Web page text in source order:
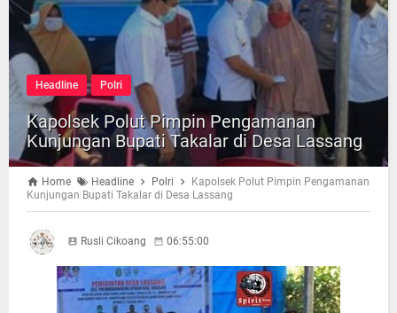
Headline Polri
Kapolsek Polut Pimpin Pengamanan
Kunjungan Bupati Takalar di Desa Lassang
Home Headline Polri
Kapolsek Polut Pimpin Pengamanan
Kunjungan Bupati Takalar di Desa Lassang
Rusli Cikoang 06:55:00